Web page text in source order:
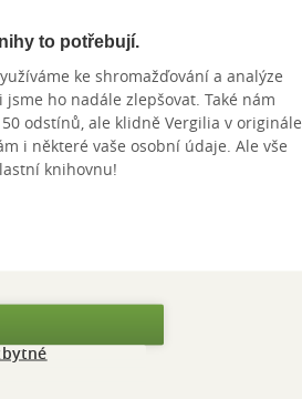
nás
to potřebují.
ke shromažďování a analýze
ho nadále zlepšovat. Také nám
odstínů, ale klidně Vergilia v originále.
i některé vaše osobní údaje. Ale vše
knihovnu!